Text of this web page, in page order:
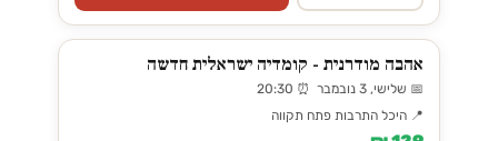
אהבה מודרנית - קומדיה ישראלית חדשה
📅 שלישי, 3 נובמבר ⏰ 20:30
📍 היכל התרבות פתח תקווה